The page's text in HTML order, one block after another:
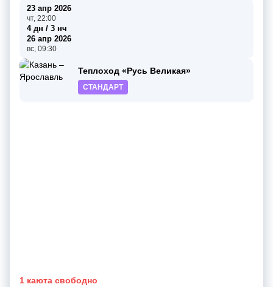
23 апр 2026
чт, 22:00
4 дн / 3 нч
26 апр 2026
вс, 09:30
Теплоход «Русь Великая»
СТАНДАРТ
1 каюта свободно